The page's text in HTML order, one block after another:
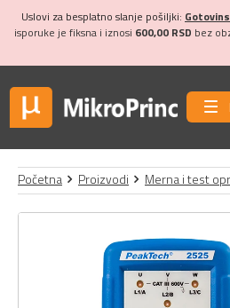
Uslovi za besplatno slanje pošiljki:
isporuke je fiksna i iznosi 600,00 RSD bez
Početna Proizvodi Merna i test